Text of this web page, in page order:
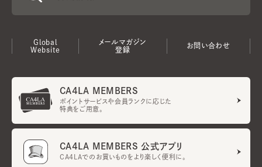
Global
Website
メールマガジン
登録
お問い合わせ
CA4LA MEMBERS
ポイントサービスや会員ランクに応じた
特典をご用意。
CA4LA MEMBERS 公式アプリ
CA4LAでのお買いものをより楽しく便利に。